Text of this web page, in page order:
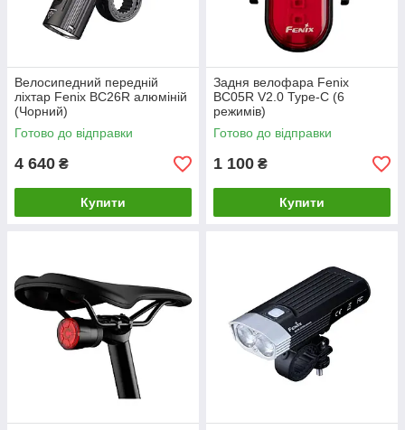
Велосипедний передній
ліхтар Fenix BC26R алюміній
(Чорний)
Готово до відправки
4 640 ₴
Купити
Задня велофара Fenix
BC05R V2.0 Type-C (6
режимів)
Готово до відправки
1 100 ₴
Купити